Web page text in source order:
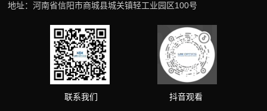
地址：河南省信阳市商城县城关镇轻工业园区100号
联系我们 抖音观看